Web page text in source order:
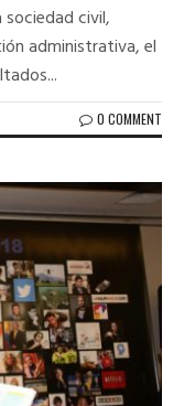
civil,
administrativa, el
0 COMMENT